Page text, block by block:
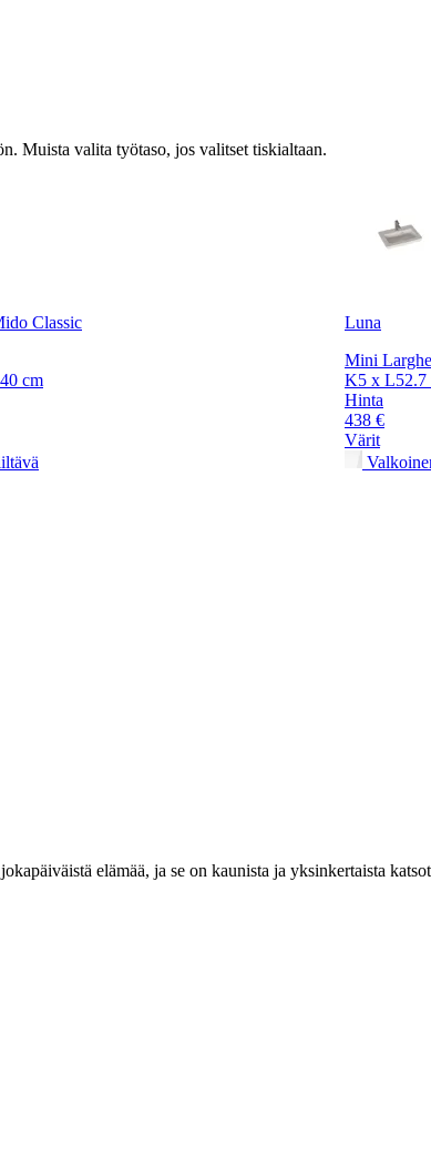
Muista valita työtaso, jos valitset tiskialtaan.
Classic
cm
Luna
Mini
K5 x L52.7
Hinta
438 €
Värit
elämää, ja se on kaunista ja yksinkertaista